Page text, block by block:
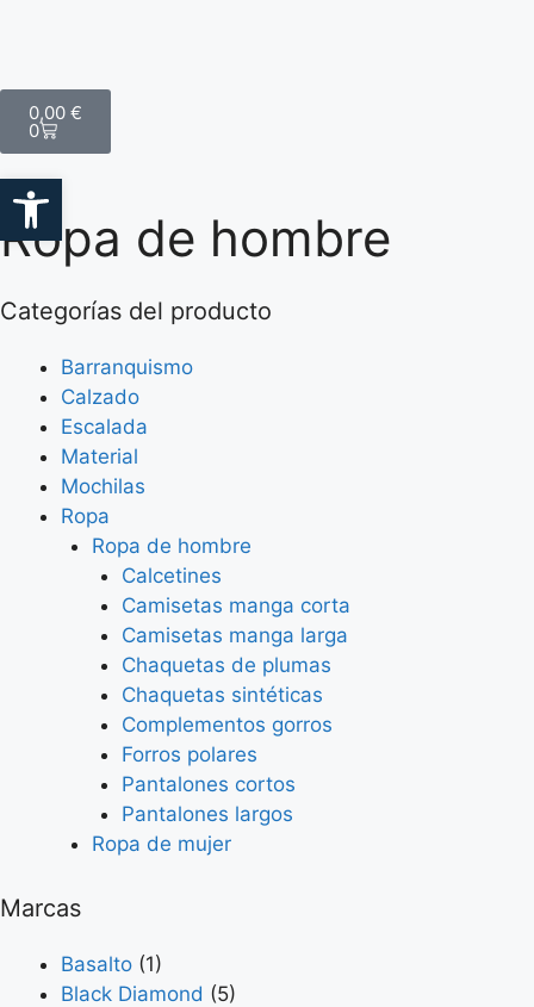
0,00 €
0
Ropa de hombre
Categorías del producto
Barranquismo
Calzado
Escalada
Material
Mochilas
Ropa
Ropa de hombre
Calcetines
Camisetas manga corta
Camisetas manga larga
Chaquetas de plumas
Chaquetas sintéticas
Complementos gorros
Forros polares
Pantalones cortos
Pantalones largos
Ropa de mujer
Marcas
Basalto (1)
Black Diamond (5)
Abrir barra de herramientas